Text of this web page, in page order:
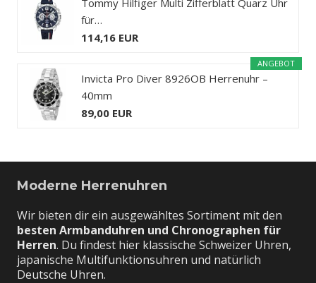
für…
114,16 EUR
ANGEBOT
Invicta Pro Diver 8926OB Herrenuhr –
40mm
89,00 EUR
Moderne Herrenuhren
Wir bieten dir ein ausgewähltes Sortiment mit den
besten Armbanduhren und Chronographen für
Herren. Du findest hier klassische Schweizer Uhren,
japanische Multifunktionsuhren und natürlich
Deutsche Uhren.